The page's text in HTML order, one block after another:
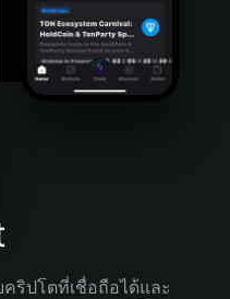
ริปโตที่เชื่อถือได้และ